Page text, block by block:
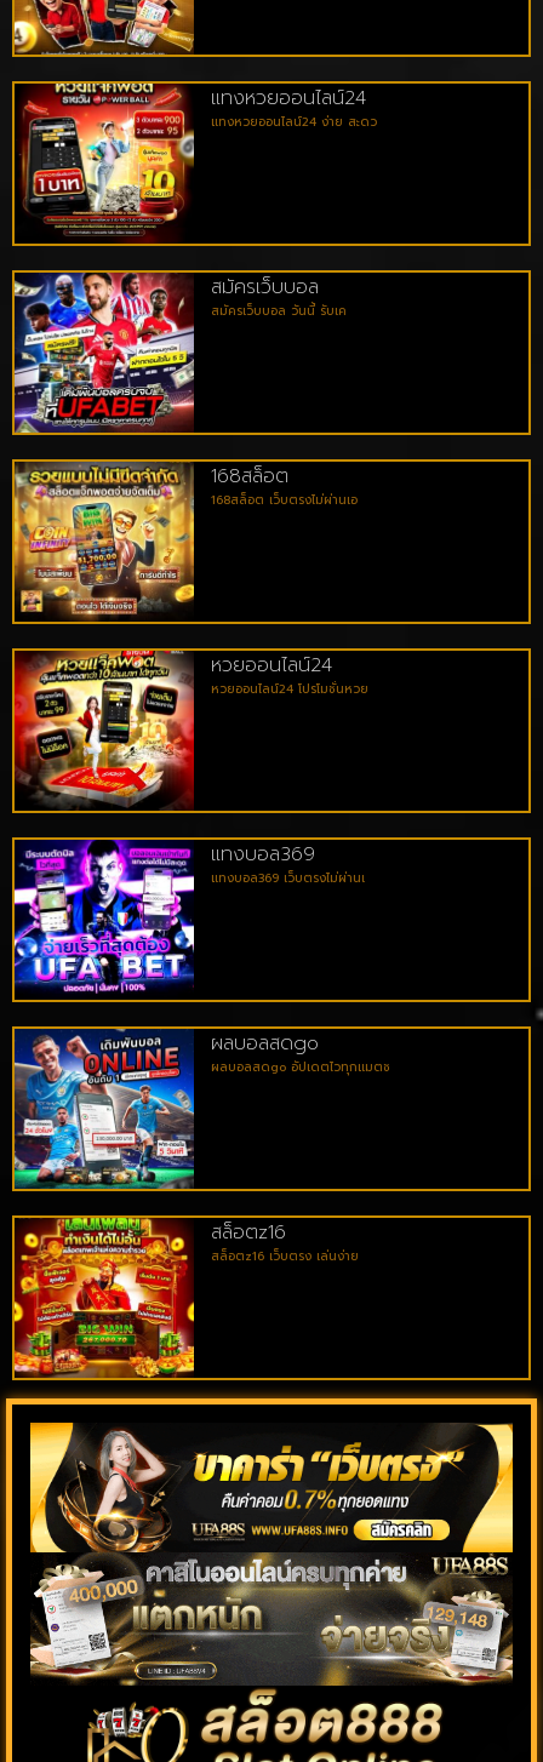
แทงหวยออนไลน์24
แทงหวยออนไลน์24 ง่าย สะดว
สมัครเว็บบอล
สมัครเว็บบอล วันนี้ รับเค
168สล็อต
168สล็อต เว็บตรงไม่ผ่านเอ
หวยออนไลน์24
หวยออนไลน์24 โปรโมชั่นหวย
แทงบอล369
แทงบอล369 เว็บตรงไม่ผ่านเ
ผลบอลสดgo
ผลบอลสดgo อัปเดตไวทุกแมตช
สล็อตz16
สล็อตz16 เว็บตรง เล่นง่าย